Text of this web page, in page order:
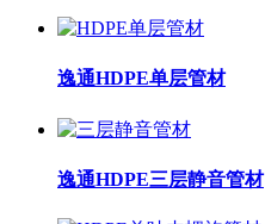
逸通HDPE单层管材
逸通HDPE三层静音管材